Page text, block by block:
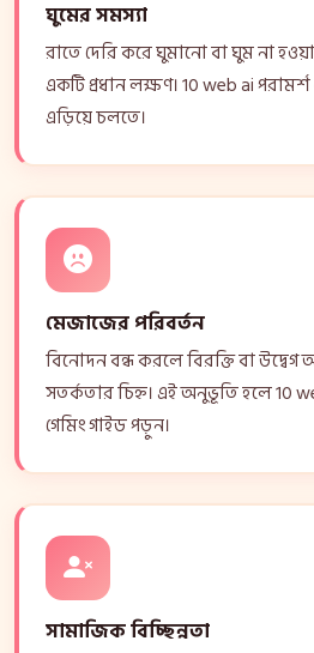
ঘুমের সমস্যা
রাতে দেরি করে ঘুমানো বা ঘুম না
একটি প্রধান লক্ষণ। 10 web ai
এড়িয়ে চলতে।
মেজাজের পরিবর্তন
বিনোদন বন্ধ করলে বিরক্তি বা
সতর্কতার চিহ্ন। এই অনুভূতি হলে 10
গেমিং গাইড পড়ুন।
সামাজিক বিচ্ছিন্নতা